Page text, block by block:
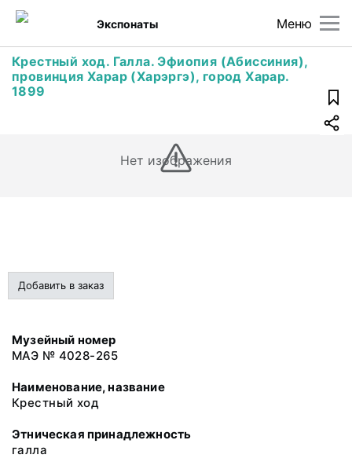
Меню
Экспонаты
Крестный ход. Галла. Эфиопия (Абиссиния),
провинция Харар (Харэргэ), город Харар.
1899
Нет изображения
Добавить в заказ
Музейный номер
МАЭ № 4028-265
Наименование, название
Крестный ход
Этническая принадлежность
галла